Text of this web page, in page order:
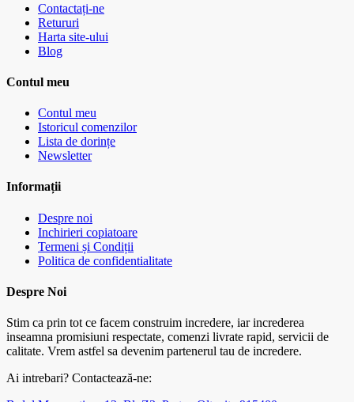
Contactați-ne
Retururi
Harta site-ului
Blog
Contul meu
Contul meu
Istoricul comenzilor
Lista de dorințe
Newsletter
Informații
Despre noi
Inchirieri copiatoare
Termeni și Condiții
Politica de confidentialitate
Despre Noi
Stim ca prin tot ce facem construim incredere, iar increderea
inseamna promisiuni respectate, comenzi livrate rapid, servicii de
calitate. Vrem astfel sa devenim partenerul tau de incredere.
Ai intrebari? Contactează-ne: